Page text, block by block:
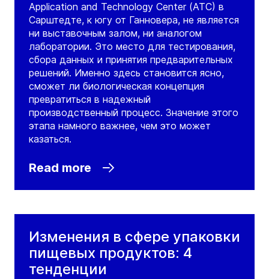
Application and Technology Center (ATC) в
Сарштедте, к югу от Ганновера, не является
ни выставочным залом, ни аналогом
лаборатории. Это место для тестирования,
сбора данных и принятия предварительных
решений. Именно здесь становится ясно,
сможет ли биологическая концепция
превратиться в надежный
производственный процесс. Значение этого
этапа намного важнее, чем это может
казаться.
Read more
Изменения в сфере упаковки
пищевых продуктов: 4
тенденции